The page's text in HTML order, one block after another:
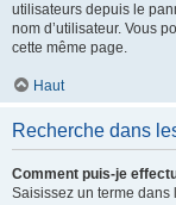
utilisateurs depuis le
nom d’utilisateur. Vous
cette même page.
Haut
Recherche dans
Comment puis-je
Saisissez un terme dans